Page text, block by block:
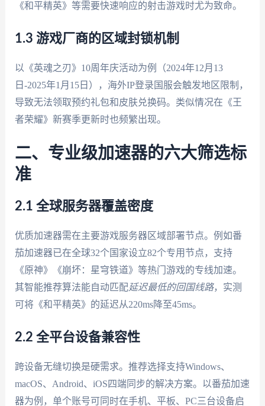
《和平精英》等需要快速响应的射击游戏时尤为致命。
1.3 游戏厂商的区域封锁机制
以《英魂之刃》10周年庆活动为例（2024年12月13
日-2025年1月15日），海外IP登录国服会触发地区限制，
导致无法领取预约礼包和皮肤兑换码。类似情况在《王
者荣耀》新赛季更新时也频繁出现。
二、专业级加速器的六大筛选标
准
2.1 全球服务器覆盖密度
优质加速器需在主要游戏服务器区域部署节点。例如番
茄加速器已在全球32个国家设立82个专用节点，支持
《原神》《崩坏：星穹铁道》等热门游戏的专线加速。
其智能推荐算法能自动匹配延迟最低的回国线路，实测
可将《和平精英》的延迟从220ms降至45ms。
2.2 全平台设备兼容性
跨设备无缝切换是硬需求。推荐选择支持Windows、
macOS、Android、iOS四端同步的解决方案。以番茄加速
器为例，单个账号可同时在手机、平板、PC三台设备启